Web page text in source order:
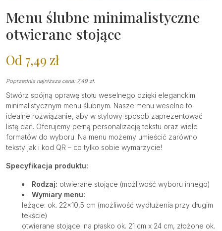
Menu ślubne minimalistyczne
otwierane stojące
Od 7,49 zł
Poprzednia najniższa cena: 7,49 zł.
Stwórz spójną oprawę stołu weselnego dzięki eleganckim
minimalistycznym menu ślubnym. Nasze menu weselne to
idealne rozwiązanie, aby w stylowy sposób zaprezentować
listę dań. Oferujemy pełną personalizację tekstu oraz wiele
formatów do wyboru. Na menu możemy umieścić zarówno
teksty jak i kod QR – co tylko sobie wymarzycie!
Specyfikacja produktu:
Rodzaj: otwierane stojące (możliwość wyboru innego)
Wymiary menu:
leżące: ok. 22×10,5 cm (możliwość wydłużenia przy długim
tekście)
otwierane stojące: na płasko ok. 21 cm x 24 cm, złożone ok.